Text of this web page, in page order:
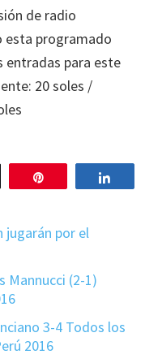
de radio
esta programado
entradas para este
20 soles /
jugarán por el
Mannucci (2-1)
3-4 Todos los
2016